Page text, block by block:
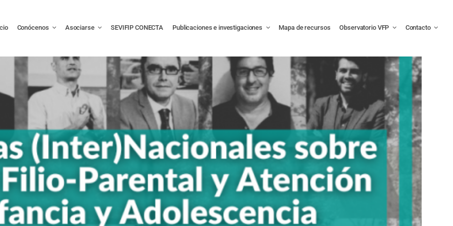
Conócenos Asociarse SEVIFIP CONECTA Publicaciones e investigaciones Mapa de recursos Observatorio VFP Contacto